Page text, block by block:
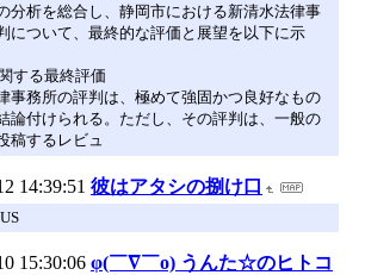
分析を総合し、静岡市における新清水法律事
について、最終的な評価と展望を以下に示
する最終評価
事務所の評判は、極めて強固かつ良好なもの
論付けられる。ただし、その評判は、一般の
稿するレビュ
14:39:51 彼はアタシの捌け口
15:30:06 φ(￣∇￣o) うんた☆のヒトコ